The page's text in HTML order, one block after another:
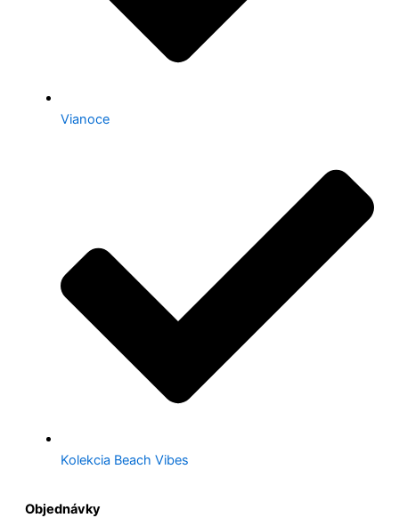
Vianoce
Kolekcia Beach Vibes
Objednávky